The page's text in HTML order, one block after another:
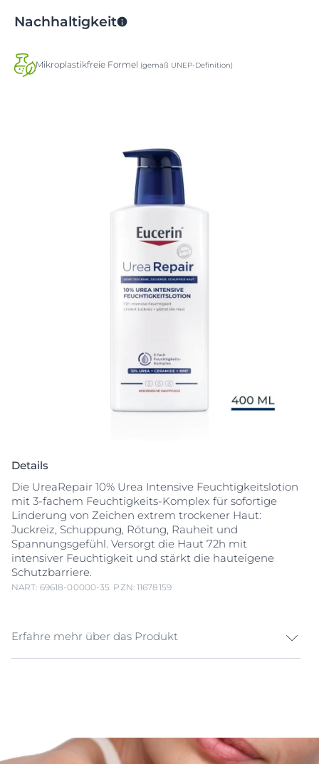
Nachhaltigkeit
Mikroplastikfreie Formel (gemäß UNEP-Definition)
Details
Die UreaRepair 10% Urea Intensive Feuchtigkeitslotion
mit 3-fachem Feuchtigkeits-Komplex für sofortige
Linderung von Zeichen extrem trockener Haut:
Juckreiz, Schuppung, Rötung, Rauheit und
Spannungsgefühl. Versorgt die Haut 72h mit
intensiver Feuchtigkeit und stärkt die hauteigene
Schutzbarriere.
NART: 69618-00000-35 PZN: 11678159
Erfahre mehr über das Produkt
Hautbarriere jedoch beschädigt ist, kann Feuchtigkeit
aus der Haut entweichen und dadurch trocken